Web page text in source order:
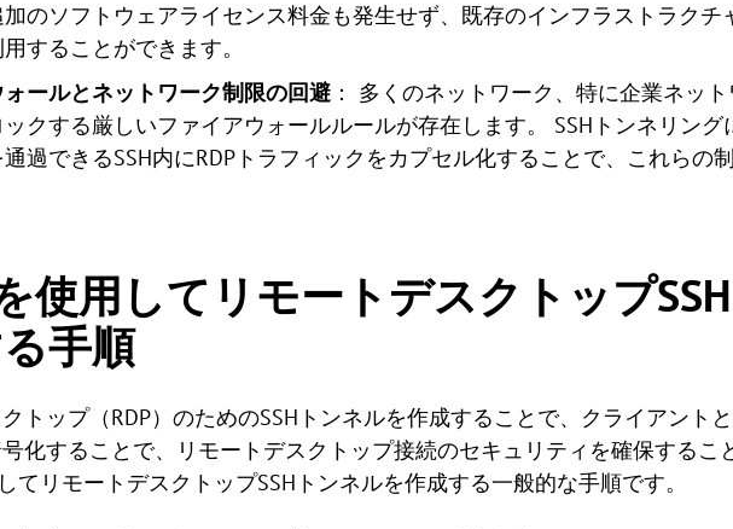
のソフトウェアライセンス料金も発生せず、既存のインフラストラクチ
することができます。
ールとネットワーク制限の回避 ： 多くのネットワーク、特に企業ネッ
クする厳しいファイアウォールルールが存在します。 SSHトンネリン
過できるSSH内にRDPトラフィックをカプセル化することで、これらの
使用してリモートデスクトップ
手順
トップ（RDP）のためのSSHトンネルを作成することで、クライアント
化することで、リモートデスクトップ接続のセキュリティを確保するこ
てリモートデスクトップSSHトンネルを作成する一般的な手順です。